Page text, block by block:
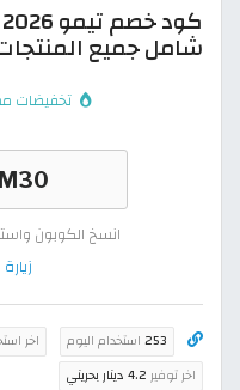
شامل جميع
تخفيضات
انسخ الكوبون
253 استخدام اليوم اخر
اخر توفير 4.2 دينار بحريني